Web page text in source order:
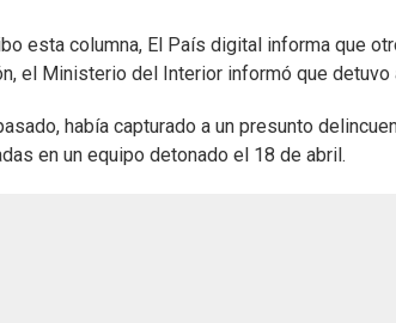
esta columna, El País digital informa que
el Ministerio del Interior informó que detuvo
había capturado a un presunto
en un equipo detonado el 18 de abril.